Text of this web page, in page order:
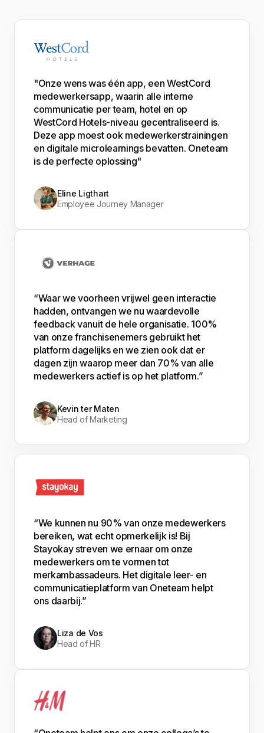
"Onze wens was één app, een WestCord
medewerkersapp, waarin alle interne
communicatie per team, hotel en op
WestCord Hotels-niveau gecentraliseerd is.
Deze app moest ook medewerkerstrainingen
en digitale microlearnings bevatten. Oneteam
is de perfecte oplossing"
Eline Ligthart
Employee Journey Manager
“Waar we voorheen vrijwel geen interactie
hadden, ontvangen we nu waardevolle
feedback vanuit de hele organisatie. 100%
van onze franchisenemers gebruikt het
platform dagelijks en we zien ook dat er
dagen zijn waarop meer dan 70% van alle
medewerkers actief is op het platform.”
Kevin ter Maten
Head of Marketing
“We kunnen nu 90% van onze medewerkers
bereiken, wat echt opmerkelijk is! Bij
Stayokay streven we ernaar om onze
medewerkers om te vormen tot
merkambassadeurs. Het digitale leer- en
communicatieplatform van Oneteam helpt
ons daarbij.”
Liza de Vos
Head of HR